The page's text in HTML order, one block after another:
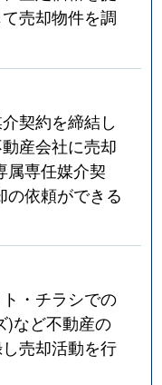
売却物件を調
契約を締結し
産会社に売却
属専任媒介契
の依頼ができる
・チラシでの
)など不動産の
売却活動を行